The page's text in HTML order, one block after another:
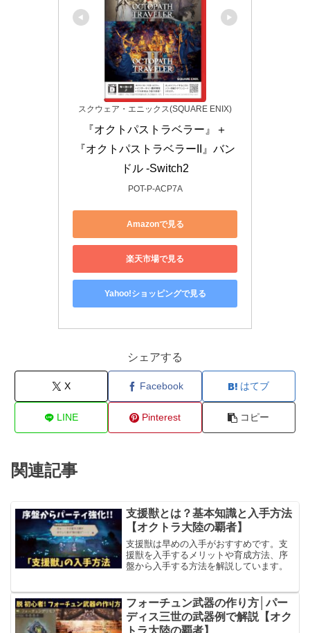
スクウェア・エニックス(SQUARE ENIX)
『オクトパストラベラー』＋
『オクトパストラベラーII』バン
ドル -Switch2
POT-P-ACP7A
Amazonで見る
楽天市場で見る
Yahoo!ショッピングで見る
シェアする
X Facebook はてブ
LINE Pinterest コピー
関連記事
支援獣とは？基本知識と入手方法
【オクトラ大陸の覇者】
支援獣は早めの入手がおすすめです。支
援獣を入手するメリットや育成方法、序
盤から入手する方法を解説しています。
フォーチュン武器の作り方│パー
ディス三世の武器例で解説【オク
トラ大陸の覇者】